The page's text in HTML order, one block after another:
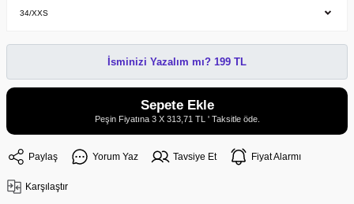
İsminizi Yazalım mı? 199 TL
Sepete Ekle
Peşin Fiyatına 3 X 313,71 TL ' Taksitle öde.
Paylaş Yorum Yaz Tavsiye Et Fiyat Alarmı
Karşılaştır